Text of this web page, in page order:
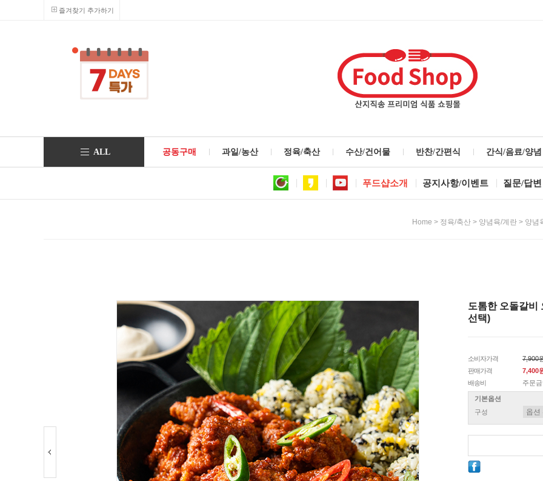
즐겨찾기 추가하기
ALL 공동구매 과일/농산 정육/축산 수산/건어물 반찬/간편식 간식/음료/양념
푸드샵소개 공지사항/이벤트 질문/답변
Home > 정육/축산 > 양념육/계란 > 양념
도톰한 오돌갈비
선택)
소비자가격
7,900
판매가격
7,400
배송비
주문
기본옵션
구성